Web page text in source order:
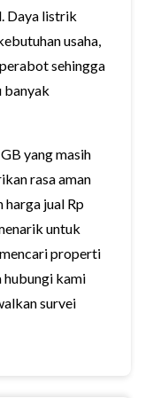
Daya listrik
usaha,
sehingga
banyak
yang masih
rasa aman
harga jual Rp
untuk
properti
hubungi kami
survei